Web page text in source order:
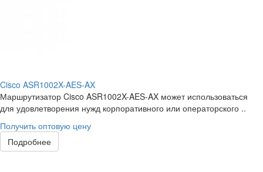
Cisco ASR1002X-AES-AX
Маршрутизатор Cisco ASR1002X-AES-AX может использоваться
для удовлетворения нужд корпоративного или операторского ..
Получить оптовую цену
Подробнее